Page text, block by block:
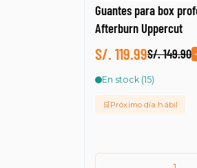
Guantes para box
Afterburn Uppercut
S/. 119.99S/. 149.90
En stock (15)
🛒Próximo día hábil